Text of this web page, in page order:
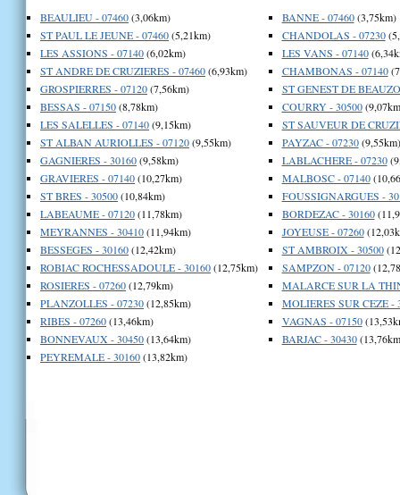
BEAULIEU - 07460(3,06km)
ST PAUL LE JEUNE - 07460(5,21km)
LES ASSIONS - 07140(6,02km)
ST ANDRE DE CRUZIERES - 07460(6,93km)
GROSPIERRES - 07120(7,56km)
BESSAS - 07150(8,78km)
LES SALELLES - 07140(9,15km)
ST ALBAN AURIOLLES - 07120(9,55km)
GAGNIERES - 30160(9,58km)
GRAVIERES - 07140(10,27km)
ST BRES - 30500(10,84km)
LABEAUME - 07120(11,78km)
MEYRANNES - 30410(11,94km)
BESSEGES - 30160(12,42km)
ROBIAC ROCHESSADOULE - 30160(12,75km)
ROSIERES - 07260(12,79km)
PLANZOLLES - 07230(12,85km)
RIBES - 07260(13,46km)
BONNEVAUX - 30450(13,64km)
PEYREMALE - 30160(13,82km)
BANNE - 07460(3,75km)
CHANDOLAS - 07230
LES VANS - 07140
CHAMBONAS - 07140
ST GENEST DE
COURRY - 30500
ST SAUVEUR DE
PAYZAC - 07230(9,55km)
LABLACHERE - 07230
MALBOSC - 07140
FOUSSIGNARGUES -
BORDEZAC - 30160
JOYEUSE - 07260
ST AMBROIX - 30500
SAMPZON - 07120
MALARCE SUR LA
MOLIERES SUR CEZE -
VAGNAS - 07150
BARJAC - 30430